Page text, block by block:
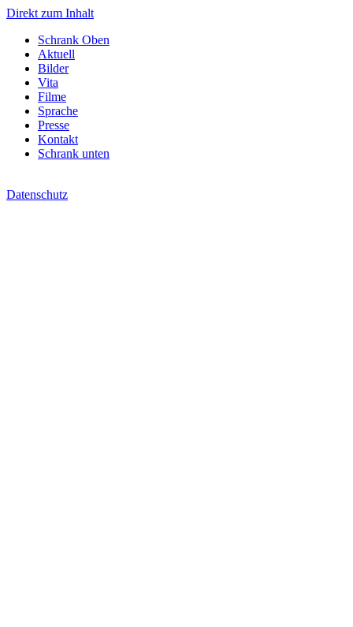
Direkt zum Inhalt
Schrank Oben
Aktuell
Bilder
Vita
Filme
Sprache
Presse
Kontakt
Schrank unten
Datenschutz